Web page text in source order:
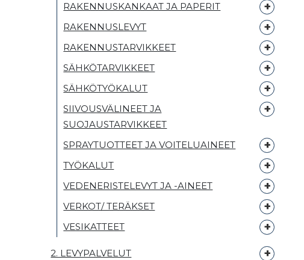
RAKENNUSKANKAAT JA PAPERIT
RAKENNUSLEVYT
RAKENNUSTARVIKKEET
SÄHKÖTARVIKKEET
SÄHKÖTYÖKALUT
SIIVOUSVÄLINEET JA
SUOJAUSTARVIKKEET
SPRAYTUOTTEET JA VOITELUAINEET
TYÖKALUT
VEDENERISTELEVYT JA -AINEET
VERKOT/ TERÄKSET
VESIKATTEET
2. LEVYPALVELUT